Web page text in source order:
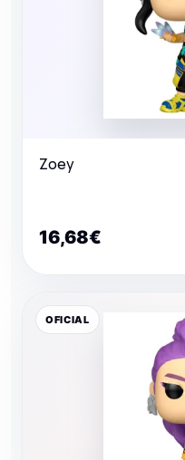
Zoey
16,68€
OFICIAL